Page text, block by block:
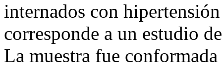
internados con
corresponde a un estudio
La muestra fue